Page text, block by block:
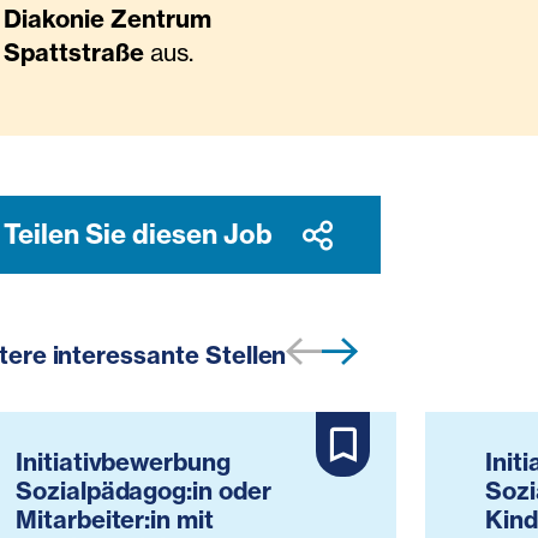
Diakonie Zentrum
Spattstraße aus.
Teilen Sie diesen Job
interessante Stellen
Initiativbewerbung
Sozialpädagog:in oder
Mitarbeiter:in mit